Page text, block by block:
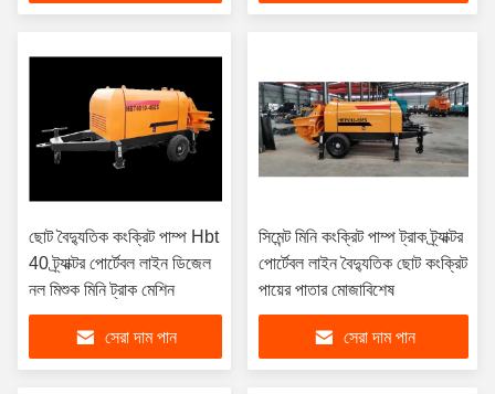
ছোট বৈদ্যুতিক কংক্রিট পাম্প Hbt
40 ট্র্যাক্টর পোর্টেবল লাইন ডিজেল
নল মিশুক মিনি ট্রাক মেশিন
সেরা দাম পান
সিমেন্ট মিনি কংক্রিট পাম্প ট্রাক ট্র্যাক্টর
পোর্টেবল লাইন বৈদ্যুতিক ছোট কংক্রিট
পায়ের পাতার মোজাবিশেষ
সেরা দাম পান